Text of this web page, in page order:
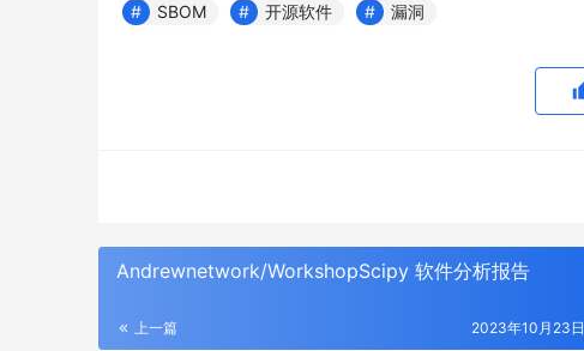
SBOM 开源软件 漏洞
Andrewnetwork/WorkshopScipy 软件分析报告
上一篇 2023年10月23日